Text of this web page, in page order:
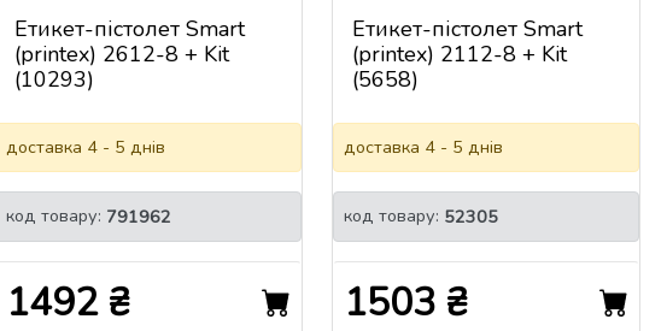
Етикет-пістолет Smart
(printex) 2612-8 + Kit
(10293)
доставка 4 - 5 днів
код товару: 791962
1492 ₴
Етикет-пістолет Smart
(printex) 2112-8 + Kit
(5658)
доставка 4 - 5 днів
код товару: 52305
1503 ₴